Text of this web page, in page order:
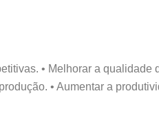
• Melhorar a qualidade
• Aumentar a